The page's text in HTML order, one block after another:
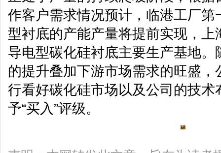
作客户需求情况预计，临港工厂
型衬底的产能产量将提前实现，
导电型碳化硅衬底主要生产基地
的提升叠加下游市场需求的旺盛
行看好碳化硅市场以及公司的技术
予“买入”评级。